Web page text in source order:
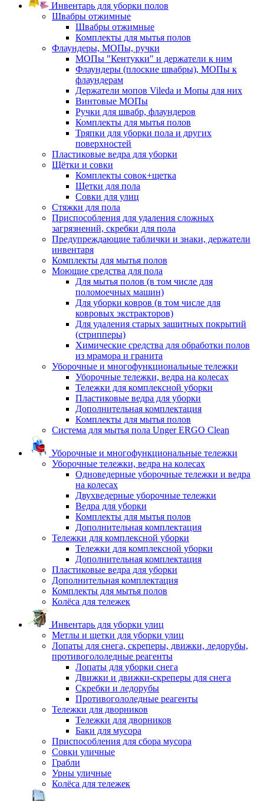
Инвентарь для уборки полов
Швабры отжимные
Швабры отжимные
Комплекты для мытья полов
Флаундеры, МОПы, ручки
МОПы "Кентукки" и держатели к ним
Флаундеры (плоские швабры), МОПы к
флаундерам
Держатели мопов Vileda и Мопы для них
Винтовые МОПы
Ручки для швабр, флаундеров
Комплекты для мытья полов
Тряпки для уборки пола и других
поверхностей
Пластиковые ведра для уборки
Щётки и совки
Комплекты совок+щетка
Щетки для пола
Совки для улиц
Стяжки для пола
Приспособления для удаления сложных
загрязнений, скребки для пола
Предупреждающие таблички и знаки, держатели
инвентаря
Комплекты для мытья полов
Моющие средства для пола
Для мытья полов (в том числе для
поломоечных машин)
Для уборки ковров (в том числе для
ковровых экстракторов)
Для удаления старых защитных покрытий
(стрипперы)
Химические средства для обработки полов
из мрамора и гранита
Уборочные и многофункциональные тележки
Уборочные тележки, ведра на колесах
Тележки для комплексной уборки
Пластиковые ведра для уборки
Дополнительная комплектация
Комплекты для мытья полов
Система для мытья пола Unger ERGO Clean
Уборочные и многофункциональные тележки
Уборочные тележки, ведра на колесах
Одноведерные уборочные тележки и ведра
на колесах
Двухведерные уборочные тележки
Ведра для уборки
Комплекты для мытья полов
Дополнительная комплектация
Тележки для комплексной уборки
Тележки для комплексной уборки
Дополнительная комплектация
Пластиковые ведра для уборки
Дополнительная комплектация
Комплекты для мытья полов
Колёса для тележек
Инвентарь для уборки улиц
Метлы и щетки для уборки улиц
Лопаты для снега, скреперы, движки, ледорубы,
противогололедные реагенты
Лопаты для уборки снега
Движки и движки-скреперы для снега
Скребки и ледорубы
Противогололедные реагенты
Тележки для дворников
Тележки для дворников
Баки для мусора
Приспособления для сбора мусора
Совки уличные
Грабли
Урны уличные
Колёса для тележек